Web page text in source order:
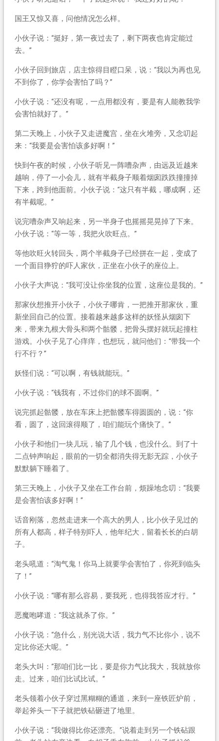
国王又惊又喜，问他情况怎么样。
小伙子说：“挺好，第一夜过去了，剩下两夜也肯定能过
去。”
小伙子回到旅店，店主惊得目瞪口呆，说：“我以为再也见
不到你了，你学会害怕了吗？”
小伙子说：“还没有呢，一点用都没有，要是有人能教我学
会害怕就好了。”
第二天晚上，小伙子又走进魔宫，坐在火堆旁，又念叨起
来：“我要是会害怕该多好啊！”
快到午夜的时候，小伙子听见一阵嘈杂声，由远及近越来
越响，停了一小会儿，就有半截身子顺着烟囱跌跌撞撞掉
下来，跨到他面前。小伙子说：“这只有半截，哪成啊，还
有半截呢。”
说完嘈杂声又响起来，另一半身子也摇摇晃晃掉了下来。
小伙子说：“等一等，我把火吹旺点。”
等他吹旺火转回头，两个半截身子已经拼在一起，变成了
一个面目狰狞的吓人家伙，正坐在小伙子的座位上。
小伙子大声说：“我可没让你坐我的位置，这座位是我的。”
那家伙想推开小伙子，小伙子哪肯，一把推开那家伙，重
新坐回自己的位置。接着越来越多这样的妖怪从烟囱下
来，带来九根大骨头和两个骷髅，把骨头摆好就玩起撞柱
游戏。小伙子见了心痒痒，也想玩，就问他们：“带我一个
行不行？”
妖怪们说：“可以啊，有钱就能玩。”
小伙子说：“钱我有，不过你们的球不圆啊。”
说完抓起骷髅，放在车床上把骷髅车得圆圆的，说：“你
看，圆了，这回滚得顺了，咱们能玩个痛快了。”
小伙子和他们一块儿玩，输了几个钱，也没什么。到了十
二点钟声响起，眼前的一切全都消失得无影无踪，小伙子
默默躺下睡着了。
第三天晚上，小伙子又坐在工作台前，烦躁地念叨：“我要
是会害怕该多好啊！”
话音刚落，忽然走进来一个高大的男人，比小伙子见过的
所有人都高，样子特别吓人，他年纪大，留着长长的白胡
子。
老头吼道：“淘气鬼！你马上就要学会害怕了，你死到临头
了！”
小伙子说：“哪有那么容易，要我死，也得我答应才行。”
恶魔咆哮道：“我这就杀了你。”
小伙子说：“急什么，别光说大话，我力气不比你小，说不
定比你还大呢。”
老头大叫：“那咱们比一比，要是你力气比我大，我就放你
走。过来，咱们比试比试。”
老头领着小伙子穿过黑糊糊的通道，来到一座铁匠炉前，
举起斧头一下子就把铁砧砸进了地里。
小伙子说：“我做得比你还漂亮。”说着走到另一个铁砧跟